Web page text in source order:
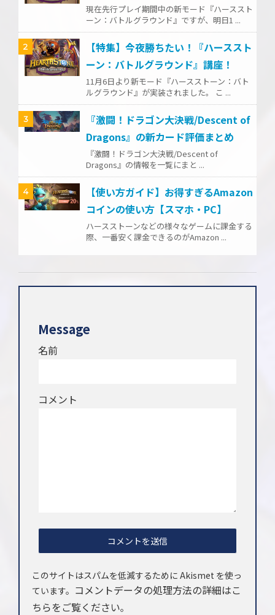
現在先行プレイ期間中の新モード『ハーススト
ーン：バトルグラウンド』ですが、明日1 ...
2
【特集】今夜勝ちたい！『ハーススト
ーン：バトルグラウンド』講座！
11月6日より新モード『ハースストーン：バト
ルグラウンド』が実装されました。 こ ...
3
『激闘！ドラゴン大決戦/Descent of
Dragons』の新カード評価まとめ
『激闘！ドラゴン大決戦/Descent of
Dragons』の情報を一覧にまと ...
4
【使い方ガイド】お得すぎるAmazon
コインの使い方【スマホ・PC】
ハースストーンなどの様々なゲームに課金する
際、一番安く課金できるのがAmazon ...
Message
名前
コメント
このサイトはスパムを低減するために Akismet を使っ
ています。 コメントデータの処理方法の詳細はこ
ちらをご覧ください。